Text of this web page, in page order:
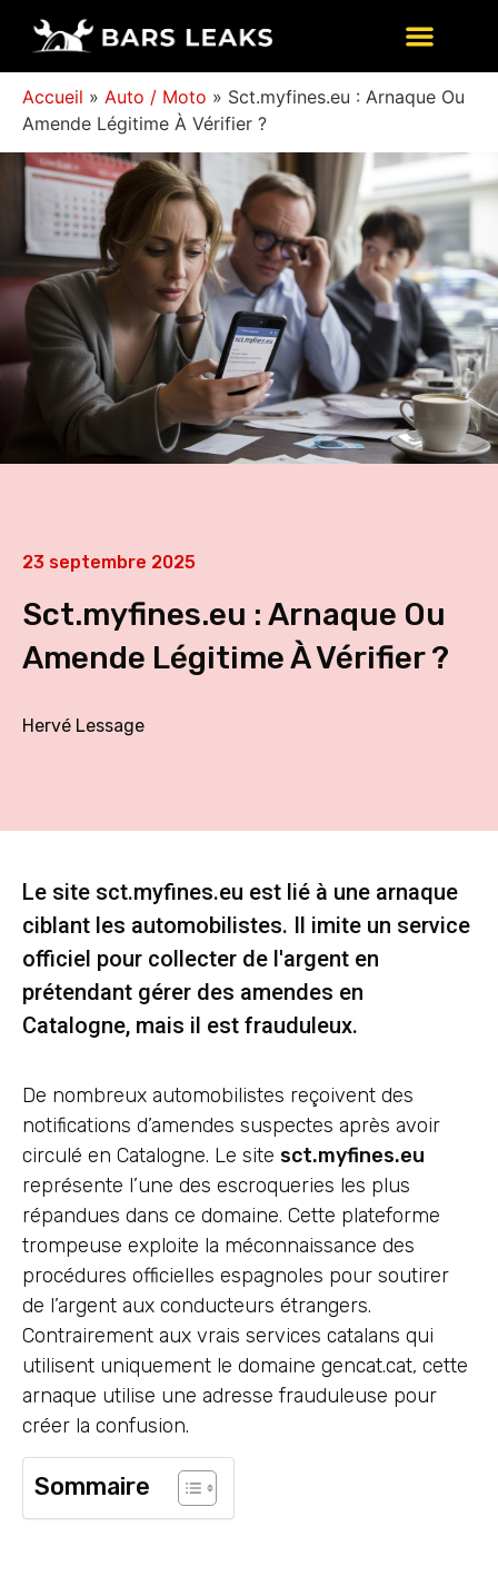
Accueil » Auto / Moto » Sct.myfines.eu : Arnaque Ou
Amende Légitime À Vérifier ?
23 septembre 2025
Sct.myfines.eu : Arnaque Ou
Amende Légitime À Vérifier ?
Hervé Lessage
Le site sct.myfines.eu est lié à une arnaque
ciblant les automobilistes. Il imite un service
officiel pour collecter de l'argent en
prétendant gérer des amendes en
Catalogne, mais il est frauduleux.
De nombreux automobilistes reçoivent des
notifications d’amendes suspectes après avoir
circulé en Catalogne. Le site sct.myfines.eu
représente l’une des escroqueries les plus
répandues dans ce domaine. Cette plateforme
trompeuse exploite la méconnaissance des
procédures officielles espagnoles pour soutirer
de l’argent aux conducteurs étrangers.
Contrairement aux vrais services catalans qui
utilisent uniquement le domaine gencat.cat, cette
arnaque utilise une adresse frauduleuse pour
créer la confusion.
Sommaire